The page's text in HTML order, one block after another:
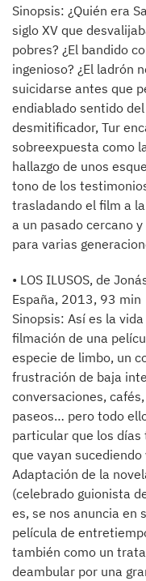
Sinopsis: ¿Quién era
siglo XV que
pobres? ¿El bandido
ingenioso? ¿El ladrón
suicidarse antes que
endiablado sentido
desmitificador, Tur
sobreexpuesta como
hallazgo de unos
tono de los
trasladando el film a
a un pasado cercano
para varias
• LOS ILUSOS, de
España, 2013, 93 min
Sinopsis: Así es la
filmación de una
especie de limbo, un
frustración de baja
conversaciones,
paseos… pero todo
particular que los
que vayan
Adaptación de la
(celebrado guionista
es, se nos anuncia en
película de
también como un
deambular por una